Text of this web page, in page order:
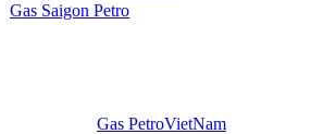
Gas Saigon Petro
Gas PetroVietNam